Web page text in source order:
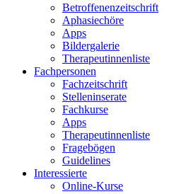
Betroffenenzeitschrift
Aphasiechöre
Apps
Bildergalerie
Therapeutinnenliste
Fachpersonen
Fachzeitschrift
Stelleninserate
Fachkurse
Apps
Therapeutinnenliste
Fragebögen
Guidelines
Interessierte
Online-Kurse